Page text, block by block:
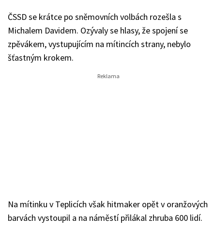
ČSSD se krátce po sněmovních volbách rozešla s
Michalem Davidem. Ozývaly se hlasy, že spojení se
zpěvákem, vystupujícím na mítincích strany, nebylo
šťastným krokem.
Na mítinku v Teplicích však hitmaker opět v oranžových
barvách vystoupil a na náměstí přilákal zhruba 600 lidí.